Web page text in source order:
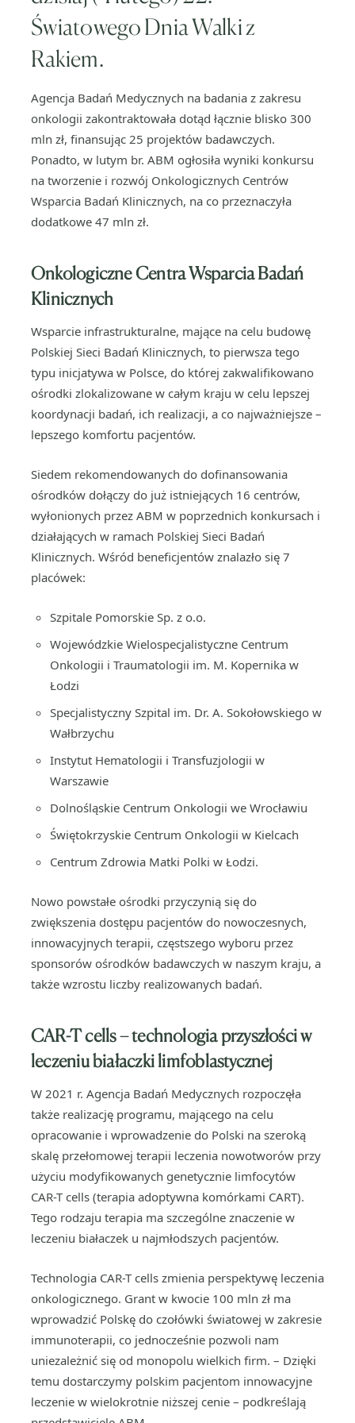
Światowego Dnia Walki z
Rakiem.
Agencja Badań Medycznych na badania z zakresu
onkologii zakontraktowała dotąd łącznie blisko 300
mln zł, finansując 25 projektów badawczych.
Ponadto, w lutym br. ABM ogłosiła wyniki konkursu
na tworzenie i rozwój Onkologicznych Centrów
Wsparcia Badań Klinicznych, na co przeznaczyła
dodatkowe 47 mln zł.
Onkologiczne Centra Wsparcia Badań
Klinicznych
Wsparcie infrastrukturalne, mające na celu budowę
Polskiej Sieci Badań Klinicznych, to pierwsza tego
typu inicjatywa w Polsce, do której zakwalifikowano
ośrodki zlokalizowane w całym kraju w celu lepszej
koordynacji badań, ich realizacji, a co najważniejsze –
lepszego komfortu pacjentów.
Siedem rekomendowanych do dofinansowania
ośrodków dołączy do już istniejących 16 centrów,
wyłonionych przez ABM w poprzednich konkursach i
działających w ramach Polskiej Sieci Badań
Klinicznych. Wśród beneficjentów znalazło się 7
placówek:
Szpitale Pomorskie Sp. z o.o.
Wojewódzkie Wielospecjalistyczne Centrum
Onkologii i Traumatologii im. M. Kopernika w
Łodzi
Specjalistyczny Szpital im. Dr. A. Sokołowskiego w
Wałbrzychu
Instytut Hematologii i Transfuzjologii w
Warszawie
Dolnośląskie Centrum Onkologii we Wrocławiu
Świętokrzyskie Centrum Onkologii w Kielcach
Centrum Zdrowia Matki Polki w Łodzi.
Nowo powstałe ośrodki przyczynią się do
zwiększenia dostępu pacjentów do nowoczesnych,
innowacyjnych terapii, częstszego wyboru przez
sponsorów ośrodków badawczych w naszym kraju, a
także wzrostu liczby realizowanych badań.
CAR-T cells – technologia przyszłości w
leczeniu białaczki limfoblastycznej
W 2021 r. Agencja Badań Medycznych rozpoczęła
także realizację programu, mającego na celu
opracowanie i wprowadzenie do Polski na szeroką
skalę przełomowej terapii leczenia nowotworów przy
użyciu modyfikowanych genetycznie limfocytów
CAR-T cells (terapia adoptywna komórkami CART).
Tego rodzaju terapia ma szczególne znaczenie w
leczeniu białaczek u najmłodszych pacjentów.
Technologia CAR-T cells zmienia perspektywę leczenia
onkologicznego. Grant w kwocie 100 mln zł ma
wprowadzić Polskę do czołówki światowej w zakresie
immunoterapii, co jednocześnie pozwoli nam
uniezależnić się od monopolu wielkich firm. – Dzięki
temu dostarczymy polskim pacjentom innowacyjne
leczenie w wielokrotnie niższej cenie – podkreślają